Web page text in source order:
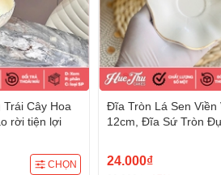
Cây Hoa
rời tiện lợi
CHỌN
Đĩa Tròn Lá Sen Viền
12cm, Đĩa Sứ Tròn
trí đồ ăn, bàn tiệc,
24.000₫